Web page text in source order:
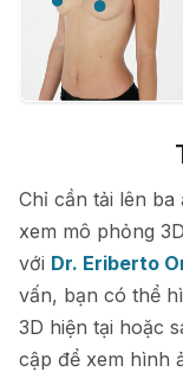
Chỉ cần tải lên
xem mô phỏng
với Dr. Eriberto
vấn, bạn có thể
3D hiện tại hoặc
cập để xem hình